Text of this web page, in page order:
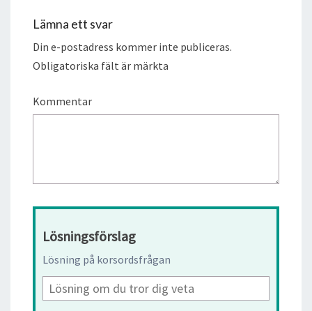
Lämna ett svar
Din e-postadress kommer inte publiceras.
Obligatoriska fält är märkta
Kommentar
Lösningsförslag
Lösning på korsordsfrågan